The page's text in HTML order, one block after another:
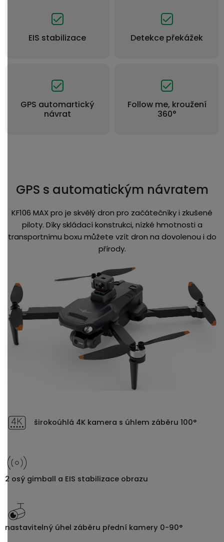
EIS stabilizace Detekce překážek
GPS automartický
návrat
Follow me, kroužení
360°
GPS s automatickým návratem
KF106 MAX pro je skvělý dron pro začátečníky i zkušené
piloty. Díky skládací konstrukci, nízké hmotnosti a
transportnímu boxu můžete vzít dron na dovolenou i do
přírody.
širokoúhlá 4K kamera s úhlem záběru 100°
2 osý gimball a EIS stabilizace obrazu
nastavitelný úhel záběru přední kamery 0-90°